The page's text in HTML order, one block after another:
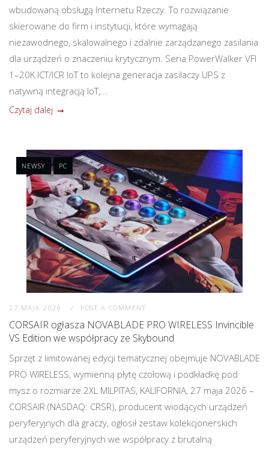
wbudowaną obsługą Internetu Rzeczy. To rozwiązanie
skierowane do firm i instytucji, które wymagają
niezawodnego, skalowalnego i zdalnie zarządzanego zasilania
dla urządzeń o znaczeniu krytycznym. Seria PowerWalker VFI
1–20K ICT/ICR IoT to kolejna generacja zasilaczy UPS z
natywną integracją IoT,...
Czytaj dalej
NEWSY PC
27 MAJA 2026 POST A COMMENT
CORSAIR ogłasza NOVABLADE PRO WIRELESS Invincible
VS Edition we współpracy ze Skybound
Sprzęt z limitowanej edycji tematycznej obejmuje NOVABLADE
PRO WIRELESS, wymienną płytę czołową i podkładkę pod
mysz o rozmiarze 2XL MILPITAS, KALIFORNIA, 27 maja 2026 –
CORSAIR (NASDAQ: CRSR), producent wiodących urządzeń
peryferyjnych dla graczy, ogłosił zestaw kolekcjonerskich
urządzeń peryferyjnych we współpracy z brutalną